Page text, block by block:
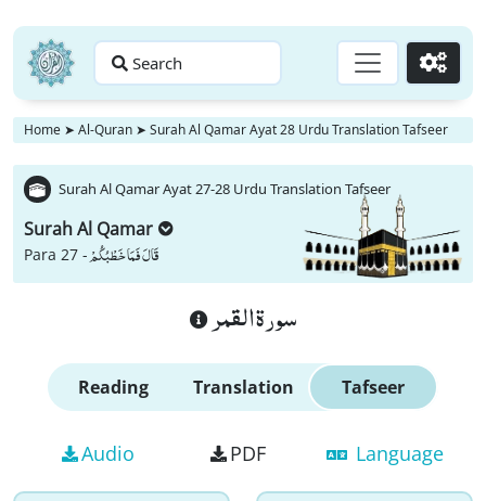
Search Go
Home ➤ Al-Quran ➤ Surah Al Qamar Ayat 28 Urdu Translation Tafseer
Surah Al Qamar Ayat 27-28 Urdu Translation Tafseer
Surah Al Qamar
Para 27 -قَالَ فَمَا خَطْبُكُمْ
سورة القمر
Reading Translation Tafseer
Audio PDF Language